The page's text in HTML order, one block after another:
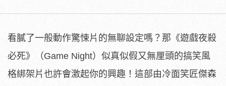
看膩了一般動作驚悚片的無聊設定嗎？那《遊戲夜殺
必死》（Game Night）似真似假又無厘頭的搞笑風
格綁架片也許會激起你的興趣！這部由冷面笑匠傑森